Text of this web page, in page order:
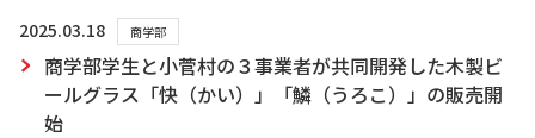
2025.03.18 商学部
商学部学生と小菅村の３事業者が共同開発した木製ビ
ールグラス「快（かい）」「鱗（うろこ）」の販売開
始